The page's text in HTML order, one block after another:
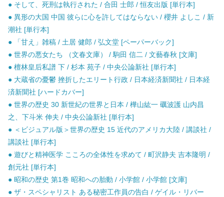
● そして、死刑は執行された / 合田 士郎 / 恒友出版 [単行本]
● 異形の大国 中国 彼らに心を許してはならない / 櫻井 よしこ / 新
潮社 [単行本]
● 「甘え」雑稿 / 土居 健郎 / 弘文堂 [ペーパーバック]
● 世界の悪女たち （文春文庫） / 駒田 信二 / 文藝春秋 [文庫]
● 檀林皇后私譜 下 / 杉本 苑子 / 中央公論新社 [単行本]
● 大蔵省の憂鬱 挫折したエリート行政 / 日本経済新聞社 / 日本経
済新聞社 [ハードカバー]
● 世界の歴史 30 新世紀の世界と日本 / 樺山紘一 礪波護 山内昌
之、下斗米 伸夫 / 中央公論新社 [単行本]
● ＜ビジュアル版＞世界の歴史 15 近代のアメリカ大陸 / 講談社 /
講談社 [単行本]
● 遊びと精神医学 こころの全体性を求めて / 町沢静夫 吉本隆明 /
創元社 [単行本]
● 昭和の歴史 第1巻 昭和への胎動 / 小学館 / 小学館 [文庫]
● ザ・スペシャリスト ある秘密工作員の告白 / ゲイル・リバー